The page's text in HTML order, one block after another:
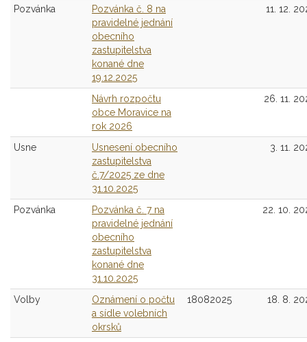
Pozvánka
Pozvánka č. 8 na
pravidelné jednání
obecního
zastupitelstva
konané dne
19.12.2025
11. 12.
Návrh rozpočtu
obce Moravice na
rok 2026
26. 11.
Usne
Usnesení obecního
zastupitelstva
č.7/2025 ze dne
31.10.2025
3. 11.
Pozvánka
Pozvánka č. 7 na
pravidelné jednání
obecního
zastupitelstva
konané dne
31.10.2025
22. 10.
Volby
Oznámení o počtu
a sídle volebních
okrsků
18082025 18. 8.